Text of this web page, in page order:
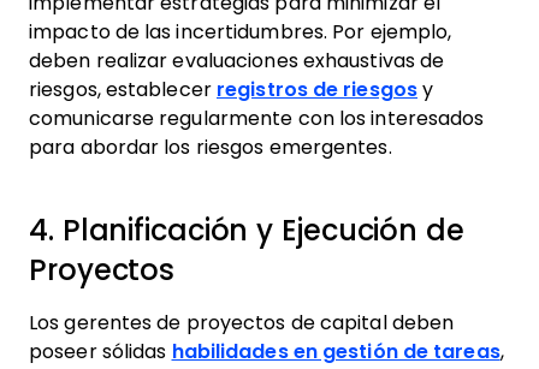
impacto de las incertidumbres. Por ejemplo,
deben realizar evaluaciones exhaustivas de
riesgos, establecer registros de riesgos y
comunicarse regularmente con los interesados
para abordar los riesgos emergentes.
4. Planificación y Ejecución de
Proyectos
Los gerentes de proyectos de capital deben
poseer sólidas habilidades en gestión de tareas,